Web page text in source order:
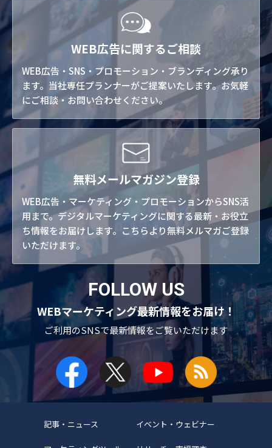
WEB広告に関するご相談
WEB広告・SNS・プロモーション・ブランディング承り
ます。当社専任プランナーがご提案いたします。お気軽
にご相談・お問い合わせください。
無料メールマガジン登録
WEB広告・マーケティング・プロモーションからSNS活
用まで。デジタルマーケティングに関する最新・お役立
ち情報をお届けします。こちらより無料メルマガご登録
いただけます。
FOLLOW US
WEBマーケティング最新情報をお届け！
ご利用のSNSで最新情報をご覧いただけます
記事・ニュース イベント・ウェビナー